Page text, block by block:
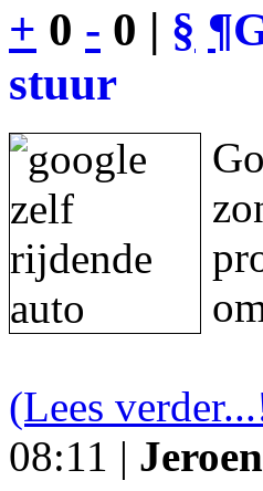
+ 0 - 0 | § ¶
stuur
(Lees
08:11 |